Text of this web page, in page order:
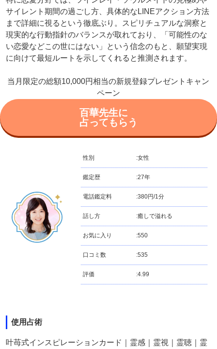
サイレント期間の過ごし方、具体的なLINEアクション方法
まで詳細に視るという徹底ぶり。スピリチュアルな洞察と
現実的な行動指針のバランスが取れており、「可能性のな
い恋愛などこの世にはない」という信念のもと、願望実現
に向けて最短ルートを示してくれると推測されます。
当月限定の総額10,000円相当の新規登録プレゼントキャン
ペーン
百華先生に
占ってもらう
性別 :女性
鑑定歴 :27年
電話鑑定料 :380円/1分
話し方 :癒しで溢れる
お気に入り :550
口コミ数 :535
評価 :4.99
使用占術
叶苺式インスピレーションカード｜霊感｜霊視｜霊聴｜霊